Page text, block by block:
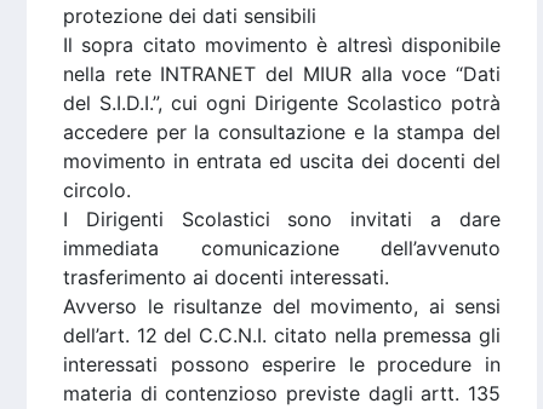
protezione dei dati sensibili
Il sopra citato movimento è altresì disponibile
nella rete INTRANET del MIUR alla voce “Dati
del S.I.D.I.”, cui ogni Dirigente Scolastico potrà
accedere per la consultazione e la stampa del
movimento in entrata ed uscita dei docenti del
circolo.
I Dirigenti Scolastici sono invitati a dare
immediata comunicazione dell’avvenuto
trasferimento ai docenti interessati.
Avverso le risultanze del movimento, ai sensi
dell’art. 12 del C.C.N.I. citato nella premessa gli
interessati possono esperire le procedure in
materia di contenzioso previste dagli artt. 135